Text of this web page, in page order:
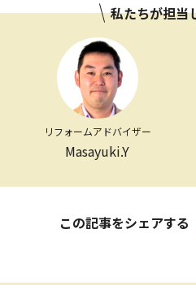
私たちが担当
リフォームアドバイザー
Masayuki.Y
この記事をシェアする